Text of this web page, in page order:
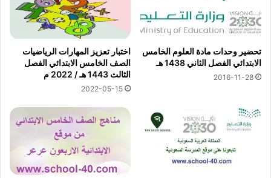
تحضير وحدات مادة العلوم الخامس
الابتدائي الفصل الثاني 1438 هـ
2016-11-28
اختبار تعزيز المهارات الرياضيات
الصف الخامس الابتدائي الفصل
الثالث 1443 هـ / 2022 م
2022-05-15